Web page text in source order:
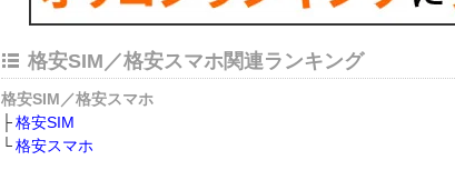
格安SIM／格安スマホ関連ランキング
格安SIM／格安スマホ
格安SIM
格安スマホ